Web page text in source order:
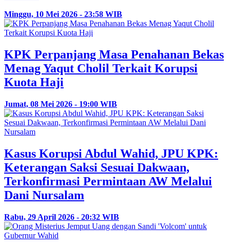
Minggu, 10 Mei 2026 - 23:58 WIB
KPK Perpanjang Masa Penahanan Bekas
Menag Yaqut Cholil Terkait Korupsi
Kuota Haji
Jumat, 08 Mei 2026 - 19:00 WIB
Kasus Korupsi Abdul Wahid, JPU KPK:
Keterangan Saksi Sesuai Dakwaan,
Terkonfirmasi Permintaan AW Melalui
Dani Nursalam
Rabu, 29 April 2026 - 20:32 WIB